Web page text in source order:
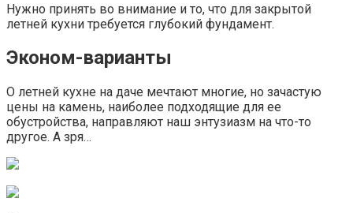
Нужно принять во внимание и то, что для закрытой
летней кухни требуется глубокий фундамент.
Эконом-варианты
О летней кухне на даче мечтают многие, но зачастую
цены на камень, наиболее подходящие для ее
обустройства, направляют наш энтузиазм на что-то
другое. А зря…